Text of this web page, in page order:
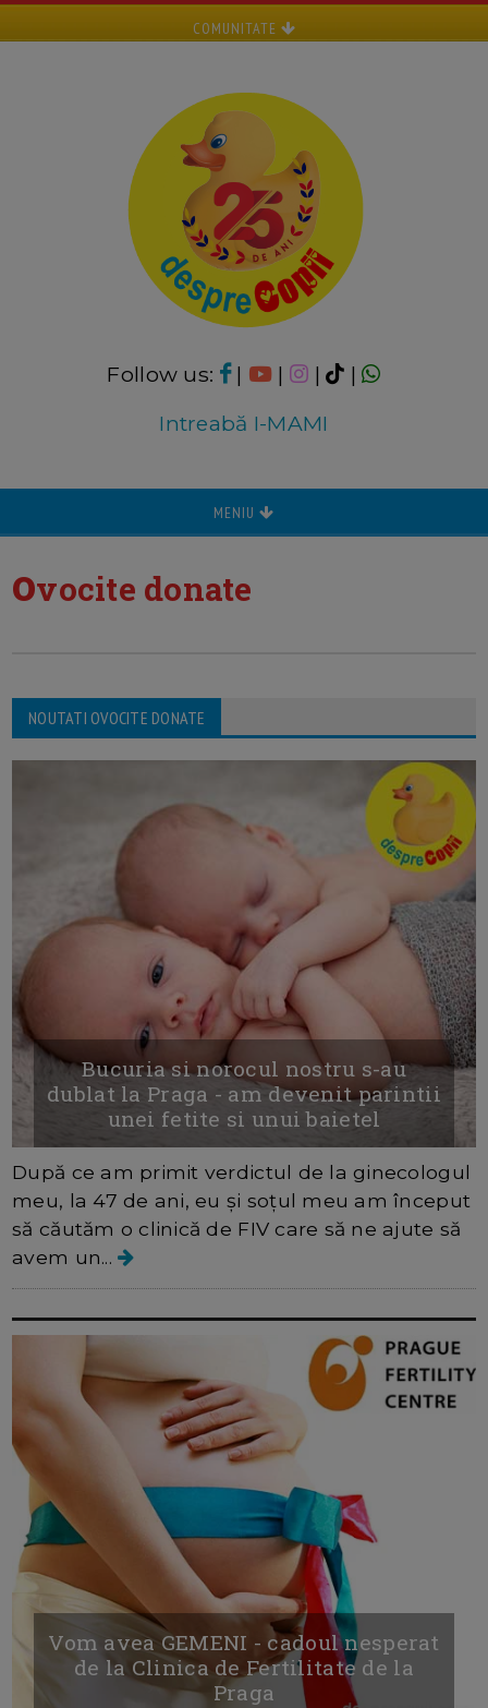
COMUNITATE
Follow us: | | |
|
Intreabă I-MAMI
MENIU
ovocite donate
NOUTATI OVOCITE DONATE
Bucuria si norocul nostru s-au
dublat la Praga - am devenit parintii
unei fetite si unui baietel
După ce am primit verdictul de la ginecologul
meu, la 47 de ani, eu și soțul meu am început
să căutăm o clinică de FIV care să ne ajute să
avem un...
Vom avea GEMENI - cadoul nesperat
de la Clinica de Fertilitate de la
Praga